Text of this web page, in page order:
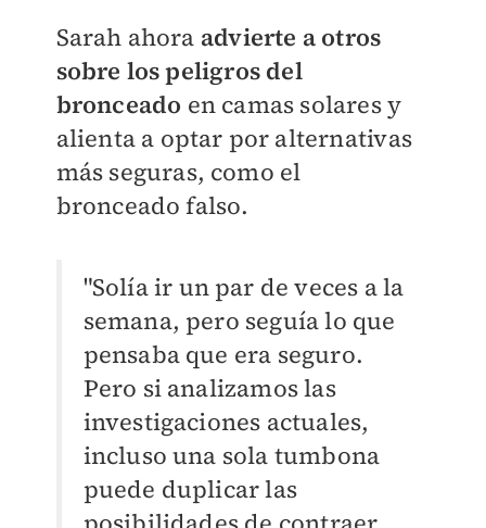
Sarah ahora advierte a otros
sobre los peligros del
bronceado en camas solares y
alienta a optar por alternativas
más seguras, como el
bronceado falso.
"Solía ​​ir un par de veces a la
semana, pero seguía lo que
pensaba que era seguro.
Pero si analizamos las
investigaciones actuales,
incluso una sola tumbona
puede duplicar las